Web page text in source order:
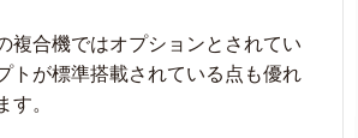
複合機ではオプションとされてい
トが標準搭載されている点も優れ
す。